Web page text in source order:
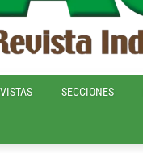
SECCIONES